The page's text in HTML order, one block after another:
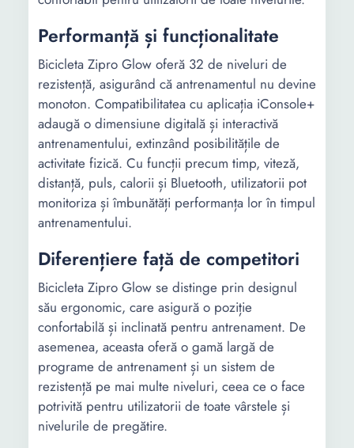
Performanță și funcționalitate
Bicicleta Zipro Glow oferă 32 de niveluri de
rezistență, asigurând că antrenamentul nu devine
monoton. Compatibilitatea cu aplicația iConsole+
adaugă o dimensiune digitală și interactivă
antrenamentului, extinzând posibilitățile de
activitate fizică. Cu funcții precum timp, viteză,
distanță, puls, calorii și Bluetooth, utilizatorii pot
monitoriza și îmbunătăți performanța lor în timpul
antrenamentului.
Diferențiere față de competitori
Bicicleta Zipro Glow se distinge prin designul
său ergonomic, care asigură o poziție
confortabilă și inclinată pentru antrenament. De
asemenea, aceasta oferă o gamă largă de
programe de antrenament și un sistem de
rezistență pe mai multe niveluri, ceea ce o face
potrivită pentru utilizatorii de toate vârstele și
nivelurile de pregătire.